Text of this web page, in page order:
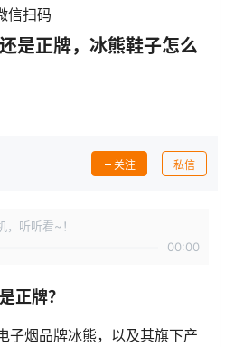
信扫码
是正牌，冰熊鞋子怎么
关注 私信
，听听看~！
00:00
正牌？
子烟品牌冰熊，以及其旗下产